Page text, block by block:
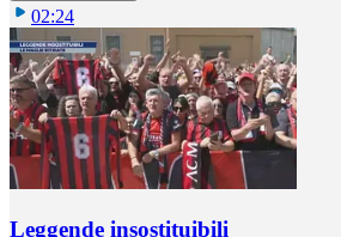
02:24
Leggende insostituibili